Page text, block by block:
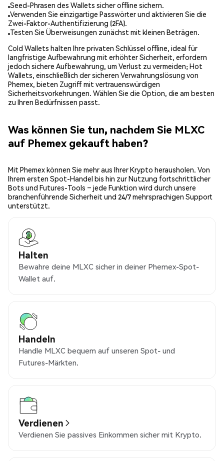
Seed-Phrasen des Wallets sicher offline sichern.
Verwenden Sie einzigartige Passwörter und aktivieren Sie die
Zwei-Faktor-Authentifizierung (2FA).
Testen Sie Überweisungen zunächst mit kleinen Beträgen.
Cold Wallets halten Ihre privaten Schlüssel offline, ideal für
langfristige Aufbewahrung mit erhöhter Sicherheit, erfordern
jedoch sichere Aufbewahrung, um Verlust zu vermeiden; Hot
Wallets, einschließlich der sicheren Verwahrungslösung von
Phemex, bieten Zugriff mit vertrauenswürdigen
Sicherheitsvorkehrungen. Wählen Sie die Option, die am besten
zu Ihren Bedürfnissen passt.
Was können Sie tun, nachdem Sie MLXC
auf Phemex gekauft haben?
Mit Phemex können Sie mehr aus Ihrer Krypto herausholen. Von
Ihrem ersten Spot-Handel bis hin zur Nutzung fortschrittlicher
Bots und Futures-Tools – jede Funktion wird durch unsere
branchenführende Sicherheit und 24/7 mehrsprachigen Support
unterstützt.
Halten
Bewahre deine MLXC sicher in deiner Phemex-Spot-
Wallet auf.
Handeln
Handle MLXC bequem auf unseren Spot- und
Futures-Märkten.
Verdienen
Verdienen Sie passives Einkommen sicher mit Krypto.